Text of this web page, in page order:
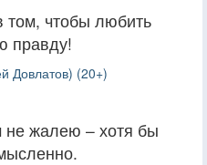
том, чтобы любить
правду!
Довлатов) (20+)
не жалею – хотя бы